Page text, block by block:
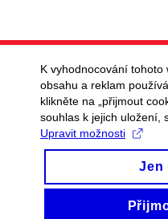
K vyhodnocování tohoto
obsahu a reklam
klikněte na „přijmout
souhlas k jejich uložení,
Upravit možnosti
Jen